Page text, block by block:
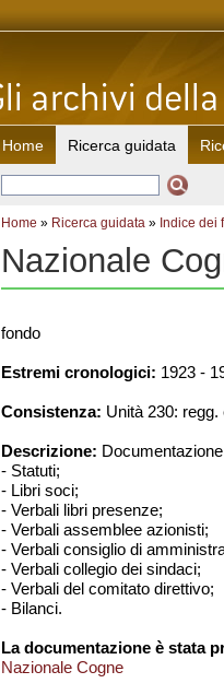
Home Ricerca guidata
Home » Ricerca guidata » Indice dei
Nazionale
fondo
Estremi cronologici: 1923 -
Consistenza: Unità 230: regg.
Descrizione:
- Statuti;
- Libri soci;
- Verbali libri presenze;
- Verbali assemblee azionisti;
- Verbali consiglio di
- Verbali collegio dei sindaci;
- Verbali del comitato direttivo;
- Bilanci.
La documentazione è stata
Nazionale Cogne